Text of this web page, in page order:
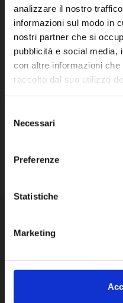
analizzare il nostro
informazioni sul modo in
nostri partner che si
pubblicità e social media,
con altre informazioni
raccolto dal suo utilizzo
delNecessari
Preferenze
Statistiche
Marketing
Per l'esperto della
Dieta
mirata
e nel
dei